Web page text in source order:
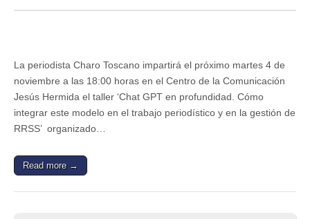
herramienta
al
trabajo
periodístico
y
de
comunicación
La periodista Charo Toscano impartirá el próximo martes 4 de
noviembre a las 18:00 horas en el Centro de la Comunicación
Jesús Hermida el taller ‘Chat GPT en profundidad. Cómo
integrar este modelo en el trabajo periodístico y en la gestión de
RRSS’ organizado…
Read more →